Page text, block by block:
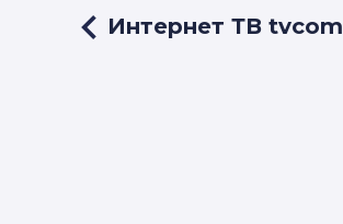
LET'S GO!
Интернет ТВ tvcom